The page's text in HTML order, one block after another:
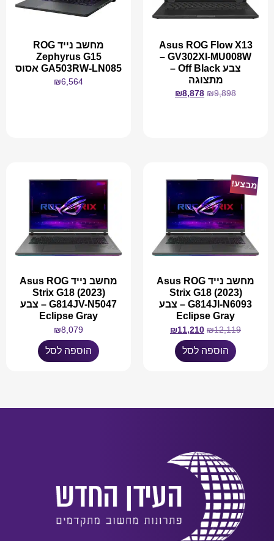
Asus ROG Flow X13
GV302XI-MU008W –
צבע Off Black –
מתצוגה
₪9,898
₪8,878
מחשב נייד ROG
Zephyrus G15
GA503RW-LN085 אסוס
₪6,564
מבצע!
מחשב נייד Asus ROG
Strix G18 (2023)
G814JI-N6093 – צבע
Eclipse Gray
₪12,119
₪11,210
הוספה לסל
מחשב נייד Asus ROG
Strix G18 (2023)
G814JV-N5047 – צבע
Eclipse Gray
₪8,079
הוספה לסל